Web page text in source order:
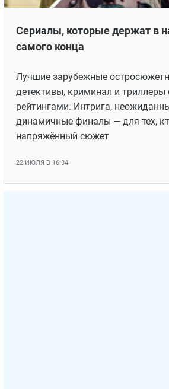
Сериалы, которые держат в
самого конца
Лучшие зарубежные
детективы, криминал и
рейтингами. Интрига,
динамичные финалы — для тех,
напряжённый сюжет
22 ИЮЛЯ В 16:34